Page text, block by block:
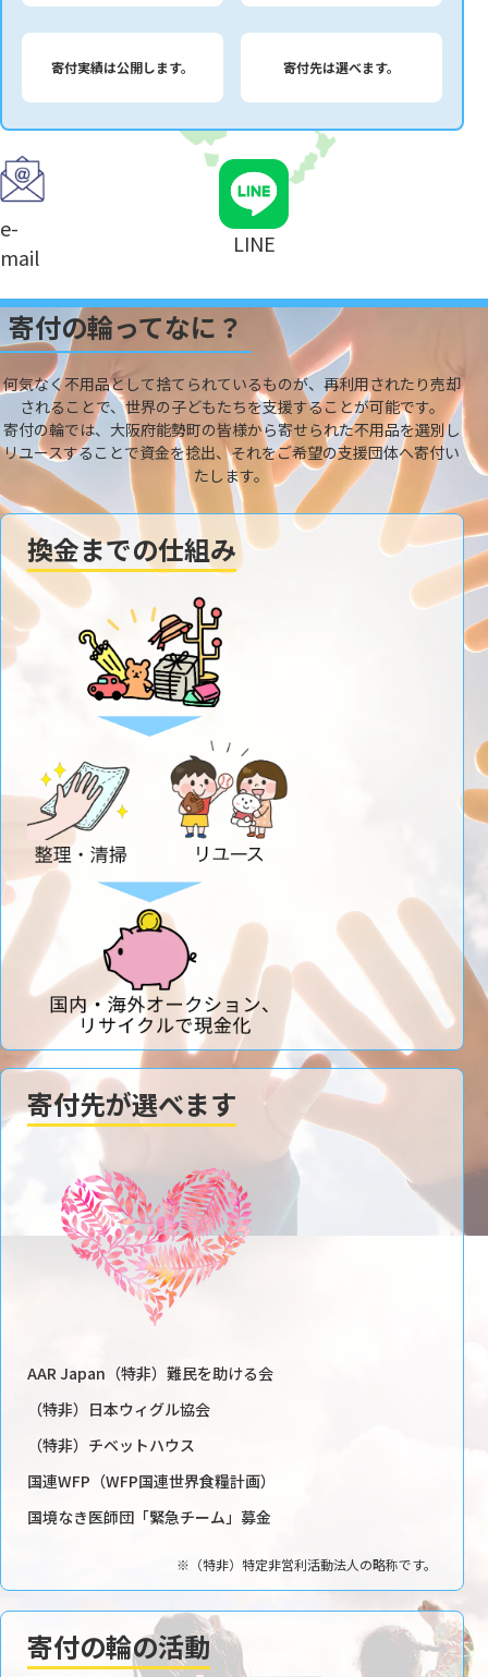
寄付実績は公開します。 寄付先は選べます。
e-
mail
LINE
寄付の輪ってなに？
何気なく不用品として捨てられているものが、再利用されたり売却
されることで、世界の子どもたちを支援することが可能です。
寄付の輪では、大阪府能勢町の皆様から寄せられた不用品を選別し
リユースすることで資金を捻出、それをご希望の支援団体へ寄付い
たします。
換金までの仕組み
寄付先が選べます
AAR Japan（特非）難民を助ける会
（特非）日本ウィグル協会
（特非）チベットハウス
国連WFP（WFP国連世界食糧計画）
国境なき医師団「緊急チーム」募金
※（特非）特定非営利活動法人の略称です。
寄付の輪の活動